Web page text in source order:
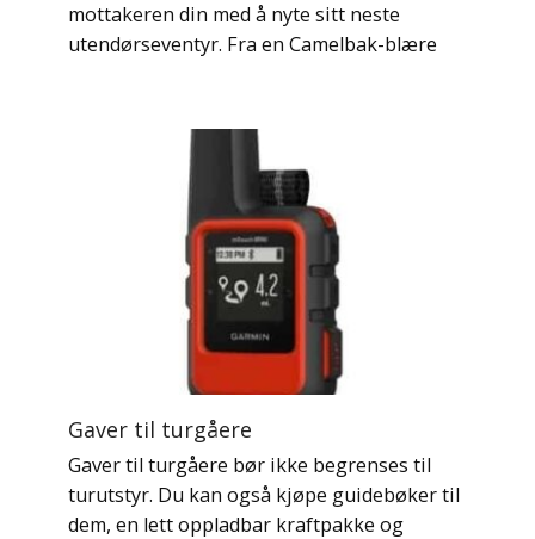
mottakeren din med å nyte sitt neste
utendørseventyr. Fra en Camelbak-blære
Gaver til turgåere
Gaver til turgåere bør ikke begrenses til
turutstyr. Du kan også kjøpe guidebøker til
dem, en lett oppladbar kraftpakke og